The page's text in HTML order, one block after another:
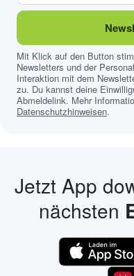
Mit Klick auf den Button
Newsletters und der
Interaktion mit dem
zu. Du kannst deine
Abmeldelink. Mehr
Datenschutzhinweisen.
Jetzt App
nächsten